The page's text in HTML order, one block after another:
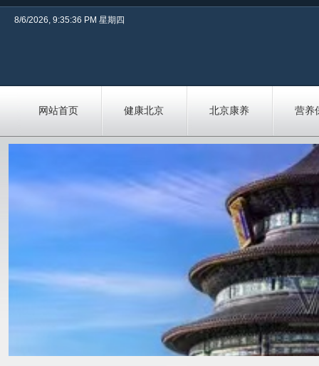
网站首页 健康北京 北京康养 营养
8/6/2026, 9:35:36 PM 星期四